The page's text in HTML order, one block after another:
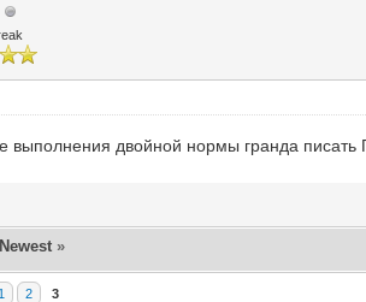
выполнения двойной нормы гранда писать
»
1 2 3